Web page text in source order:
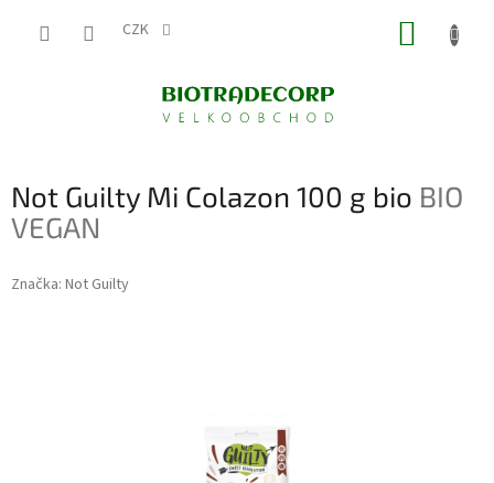
CZK
Not Guilty Mi Colazon 100 g bio BIO
VEGAN
Značka: Not Guilty